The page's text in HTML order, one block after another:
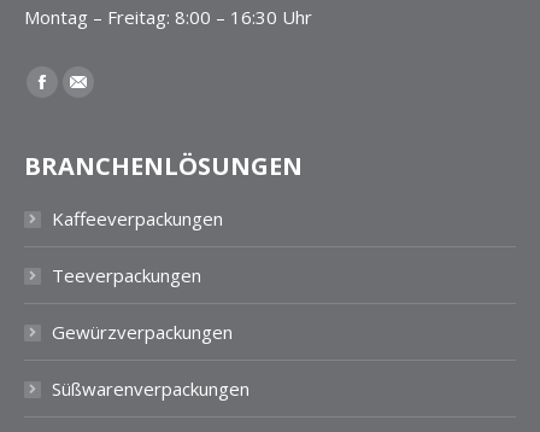
Montag – Freitag: 8:00 – 16:30 Uhr
Finden Sie uns auf:
Facebook
E-
BRANCHENLÖSUNGEN
Kaffeeverpackungen
Teeverpackungen
Gewürzverpackungen
Süßwarenverpackungen